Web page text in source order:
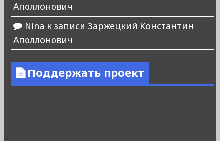
Аполлонович
Nina к записи Заржецкий Константин
Аполлонович
Поддержать проект